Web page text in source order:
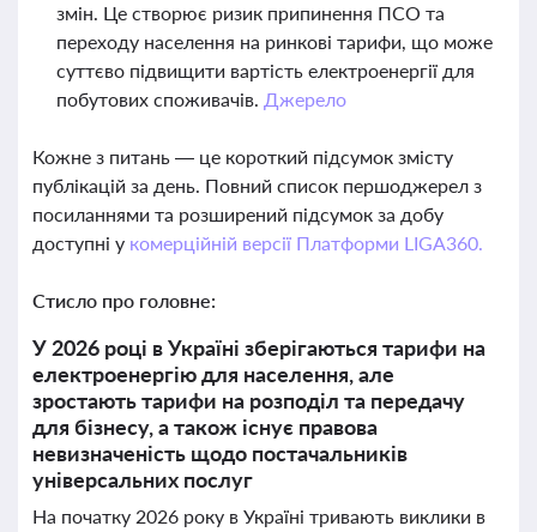
змін. Це створює ризик припинення ПСО та
переходу населення на ринкові тарифи, що може
суттєво підвищити вартість електроенергії для
побутових споживачів. Джерело
Кожне з питань — це короткий підсумок змісту
публікацій за день. Повний список першоджерел з
посиланнями та розширений підсумок за добу
доступні у комерційній версії Платформи LIGA360.
Стисло про головне:
У 2026 році в Україні зберігаються тарифи на
електроенергію для населення, але
зростають тарифи на розподіл та передачу
для бізнесу, а також існує правова
невизначеність щодо постачальників
універсальних послуг
На початку 2026 року в Україні тривають виклики в